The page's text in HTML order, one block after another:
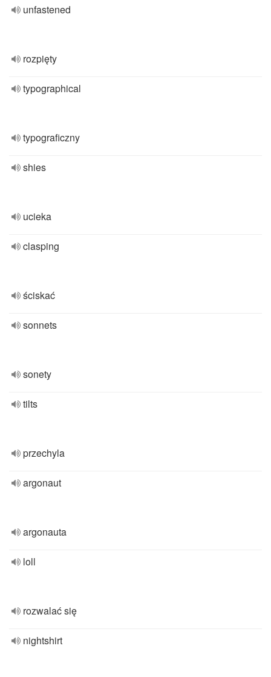
unfastened
rozpięty
typographical
typograficzny
shies
ucieka
clasping
ściskać
sonnets
sonety
tilts
przechyla
argonaut
argonauta
loll
rozwalać się
nightshirt